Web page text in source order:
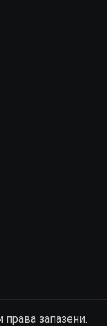
запазени.